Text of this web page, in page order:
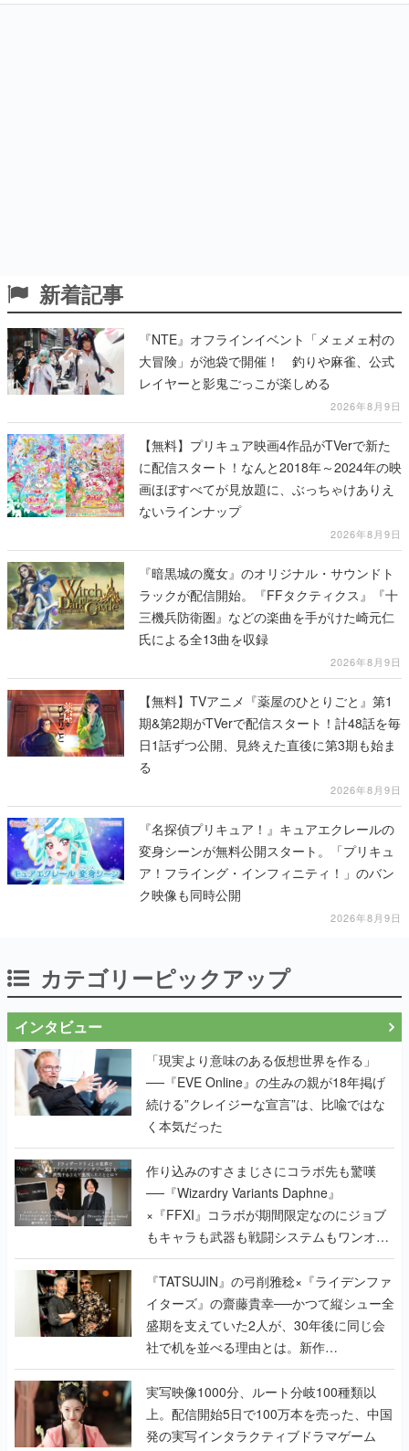
新着記事
『NTE』オフラインイベント「メェメェ村の
大冒険」が池袋で開催！ 釣りや麻雀、公式
レイヤーと影鬼ごっこが楽しめる
2026年8月9日
【無料】プリキュア映画4作品がTVerで新た
に配信スタート！なんと2018年～2024年の映
画ほぼすべてが見放題に、ぶっちゃけありえ
ないラインナップ
2026年8月9日
『暗黒城の魔女』のオリジナル・サウンドト
ラックが配信開始。『FFタクティクス』『十
三機兵防衛圏』などの楽曲を手がけた崎元仁
氏による全13曲を収録
2026年8月9日
【無料】TVアニメ『薬屋のひとりごと』第1
期&第2期がTVerで配信スタート！計48話を毎
日1話ずつ公開、見終えた直後に第3期も始ま
る
2026年8月9日
『名探偵プリキュア！』キュアエクレールの
変身シーンが無料公開スタート。「プリキュ
ア！フライング・インフィニティ！」のバン
ク映像も同時公開
2026年8月9日
カテゴリーピックアップ
インタビュー
「現実より意味のある仮想世界を作る」
──『EVE Online』の生みの親が18年掲げ
続ける”クレイジーな宣言”は、比喩ではな
く本気だった
作り込みのすさまじさにコラボ先も驚嘆
──『Wizardry Variants Daphne』
×『FFXI』コラボが期間限定なのにジョブ
もキャラも武器も戦闘システムもワンオフ
で作り込まれた理由を両ディレクターに聞
く
『TATSUJIN』の弓削雅稔×『ライデンファ
イターズ』の齋藤貴幸──かつて縦シュー全
盛期を支えていた2人が、30年後に同じ会
社で机を並べる理由とは。新作
『TATSUJIN EXTREME』で初タッグを組
んだレジェンド2人に訊く開発秘話
実写映像1000分、ルート分岐100種類以
上。配信開始5日で100万本を売った、中国
発の実写インタラクティブドラマゲーム